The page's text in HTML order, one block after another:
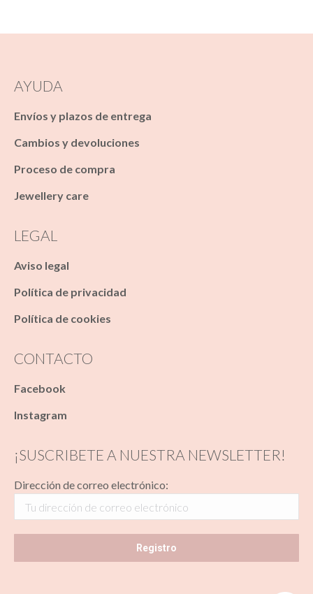
AYUDA
Envíos y plazos de entrega
Cambios y devoluciones
Proceso de compra
Jewellery care
LEGAL
Aviso legal
Política de privacidad
Política de cookies
CONTACTO
Facebook
Instagram
¡SUSCRIBETE A NUESTRA NEWSLETTER!
Dirección de correo electrónico: